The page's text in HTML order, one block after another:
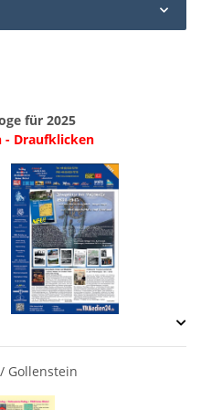
für 2025
Draufklicken
Gollenstein